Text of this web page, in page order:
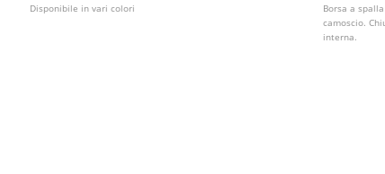
Disponibile in vari colori
Borsa a
camoscio.
interna.